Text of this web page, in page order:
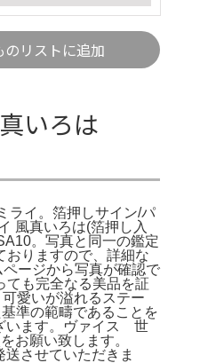
のリストに追加
いろは
ライ。箔押しサイン/パ
風真いろは(箔押し入
。写真と同一の鑑定
りますので、詳細な
ージから写真が確認で
も完全なる美品を証
愛いが溢れるステー
準の範疇であることを
います。ヴァイス 世
お願い致します。
させていただきま